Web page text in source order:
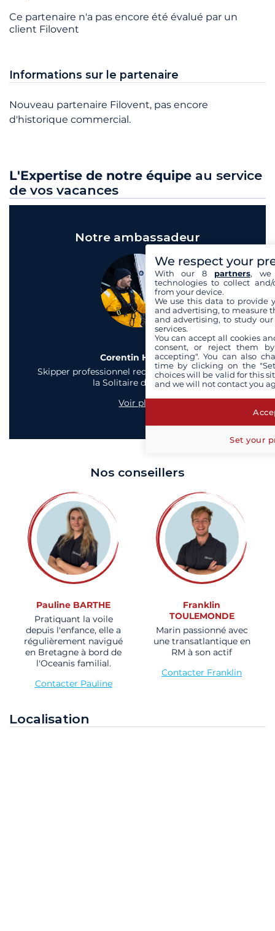
Ce partenaire n'a pas encore été évalué par un
client Filovent
Informations sur le partenaire
Nouveau partenaire Filovent, pas encore
d'historique commercial.
L'Expertise de notre équipe au service
de vos vacances
Notre ambassadeur
Corentin Horeau
Skipper professionnel reconnu et vainqueur de
la Solitaire du Figaro
Voir plus
Nos conseillers
Pauline BARTHE
Pratiquant la voile
depuis l'enfance, elle a
régulièrement navigué
en Bretagne à bord de
l'Oceanis familial.
Contacter Pauline
Franklin
TOULEMONDE
Marin passionné avec
une transatlantique en
RM à son actif
Contacter Franklin
Localisation
We respect your
With our 8 partners, we
technologies to collect
from your device.
We use this data to provide
and advertising, to measure
and advertising, to study
services.
You can accept all cookies
consent, or reject them
accepting". You can also
time by clicking on the
choices will be valid for this
and we will not contact you
Set your